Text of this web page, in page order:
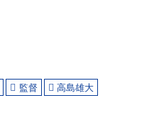
監督
高島雄大